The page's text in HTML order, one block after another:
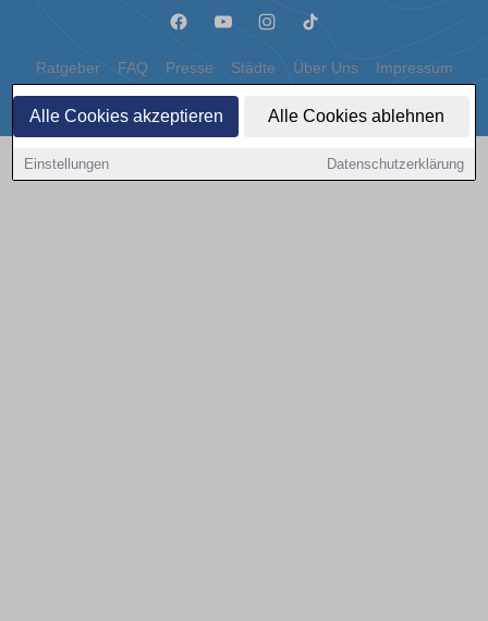
Alle Cookies akzeptieren Alle Cookies ablehnen
Einstellungen Datenschutzerklärung
Ratgeber FAQ Presse Städte Über Uns Impressum
Datenschutz Cookies
Copyright © 2000 - 2026 | 1A Infosysteme GmbH | Content by: 1a-sites-autos